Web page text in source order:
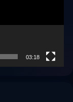
03:18